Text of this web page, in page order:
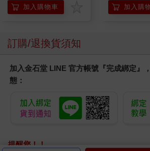
加入購物車 加入購
訂購/退換貨須知
加入金石堂 LINE 官方帳號『完成綁定』
態：
提醒您！！